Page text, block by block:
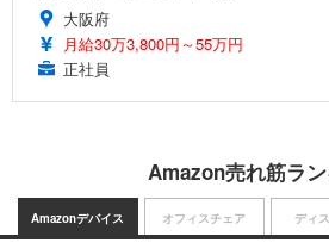
大阪府
月給30万3,800円～55万円
正社員
Amazon売れ筋ラ
Amazonデバイス オフィスチェア ディ